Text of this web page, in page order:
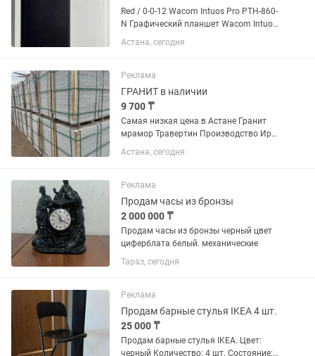
Red / 0-0-12 Wacom Intuos Pro PTH-860-
N Графический планшет Wacom Intuos
Pro R/N PTH-860, 430x287x8 мм/
Черный
Астана, сегодня
Реклама
ГРАНИТ в наличии
9 700 ₸
Самая низкая цена в Астане Гранит
мрамор Травертин Производство Иран
Промой доставка без посредников
Своя карьера свой завод Есть в
облицовочного камня в г.Астана в...
Астана, сегодня
Реклама
Продам часы из бронзы
2 000 000 ₸
Продам часы из бронзы черный цвет
циферблата белый. механические
Тараз, сегодня
Реклама
Продам барные стулья IKEA 4 шт.
25 000 ₸
Продам барные стулья IKEA. Цвет:
черный Количество: 4 шт. Состояние: